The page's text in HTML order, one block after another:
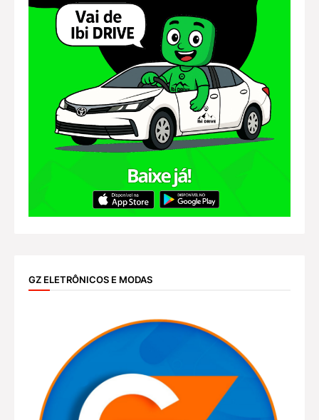
GZ ELETRÔNICOS E MODAS